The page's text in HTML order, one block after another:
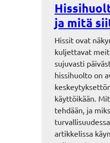
ja mitä
Hissit ovat
kuljettavat
sujuvasti
hissihuolto on
käyttöikään.
tehdään, ja
artikkelissa